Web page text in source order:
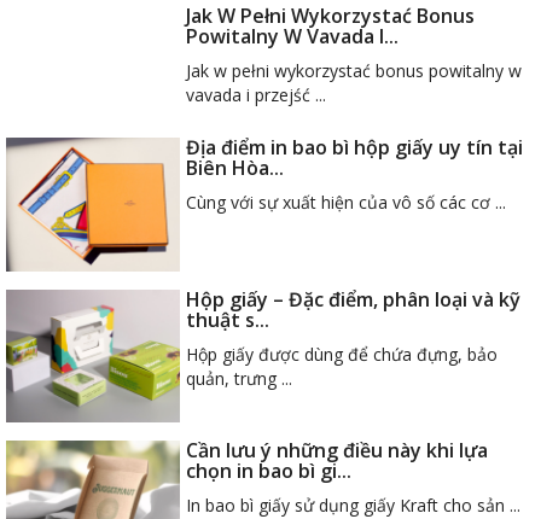
Jak W Pełni Wykorzystać Bonus
Powitalny W Vavada I...
Jak w pełni wykorzystać bonus powitalny w
vavada i przejść ...
Địa điểm in bao bì hộp giấy uy tín tại
Biên Hòa...
Cùng với sự xuất hiện của vô số các cơ ...
Hộp giấy – Đặc điểm, phân loại và kỹ
thuật s...
Hộp giấy được dùng để chứa đựng, bảo
quản, trưng ...
Cần lưu ý những điều này khi lựa
chọn in bao bì gi...
In bao bì giấy sử dụng giấy Kraft cho sản ...